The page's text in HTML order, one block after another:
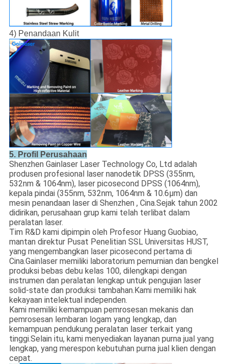
4) Penandaan Kulit
5. Profil Perusahaan
Shenzhen Gainlaser Laser Technology Co, Ltd adalah
produsen profesional laser nanodetik DPSS (355nm,
532nm & 1064nm), laser picosecond DPSS (1064nm),
kepala pindai (355nm, 532nm, 1064nm & 10.6μm) dan
mesin penandaan laser di Shenzhen , Cina.Sejak tahun 2002
didirikan, perusahaan grup kami telah terlibat dalam
peralatan laser.
Tim R&D kami dipimpin oleh Profesor Huang Guobiao,
mantan direktur Pusat Penelitian SSL Universitas HUST,
yang mengembangkan laser picosecond pertama di
Cina.Gainlaser memiliki laboratorium pemurnian dan bengkel
produksi bebas debu kelas 100, dilengkapi dengan
instrumen dan peralatan lengkap untuk pengujian laser
solid-state dan produksi tambahan.Kami memiliki hak
kekayaan intelektual independen.
Kami memiliki kemampuan pemrosesan mekanis dan
pemrosesan lembaran logam yang lengkap, dan
kemampuan pendukung peralatan laser terkait yang
tinggi.Selain itu, kami menyediakan layanan purna jual yang
lengkap, yang merespon kebutuhan purna jual klien dengan
cepat.